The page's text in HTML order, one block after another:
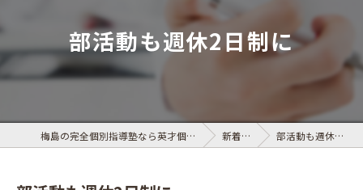
部活動も週休2日制に
梅島の完全個別指導塾なら英才個別学院 梅島校 新着情報 部活動も週休2日制に